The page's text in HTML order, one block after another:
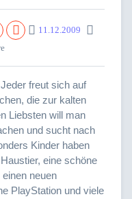
11.12.2009
freut sich auf
die zur kalten
Liebsten will man
und sucht nach
Kinder haben
eine schöne
neuen
PlayStation und viele